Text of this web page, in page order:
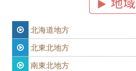
北海道地方
北東北地方
南東北地方